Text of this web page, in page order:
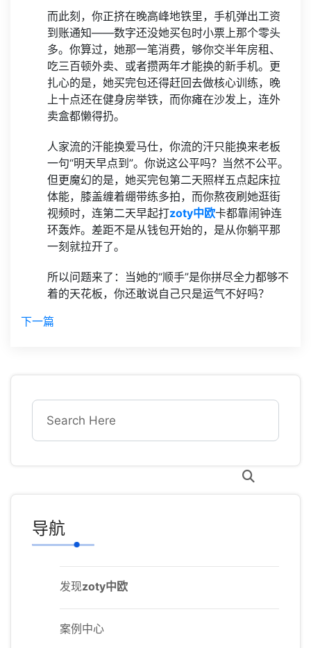
而此刻，你正挤在晚高峰地铁里，手机弹出工资
到账通知——数字还没她买包时小票上那个零头
多。你算过，她那一笔消费，够你交半年房租、
吃三百顿外卖、或者攒两年才能换的新手机。更
扎心的是，她买完包还得赶回去做核心训练，晚
上十点还在健身房举铁，而你瘫在沙发上，连外
卖盒都懒得扔。
人家流的汗能换爱马仕，你流的汗只能换来老板
一句“明天早点到”。你说这公平吗？当然不公平。
但更魔幻的是，她买完包第二天照样五点起床拉
体能，膝盖缠着绷带练多拍，而你熬夜刷她逛街
视频时，连第二天早起打zoty中欧卡都靠闹钟连
环轰炸。差距不是从钱包开始的，是从你躺平那
一刻就拉开了。
所以问题来了：当她的“顺手”是你拼尽全力都够不
着的天花板，你还敢说自己只是运气不好吗？
下一篇
导航
发现zoty中欧
案例中心